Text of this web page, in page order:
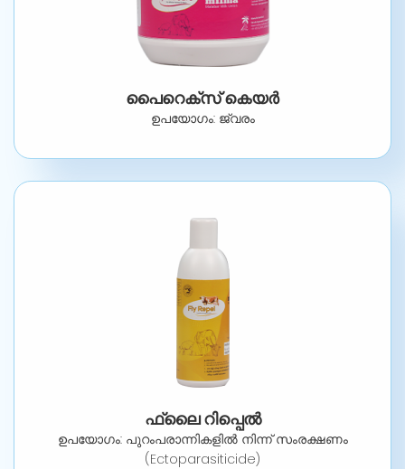
പൈറെക്സ് കെയർ
ഉപയോഗം: ജ്വരം
ഫ്ലൈ റിപ്പെൽ
ഉപയോഗം: പുറംപരാന്നികളിൽ നിന്ന് സംരക്ഷണം
(Ectoparasiticide)